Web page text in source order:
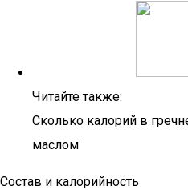
Читайте также:
Сколько калорий в
маслом
Состав и калорийность